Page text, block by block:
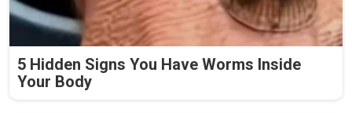
5 Hidden Signs You Have Worms Inside
Your Body